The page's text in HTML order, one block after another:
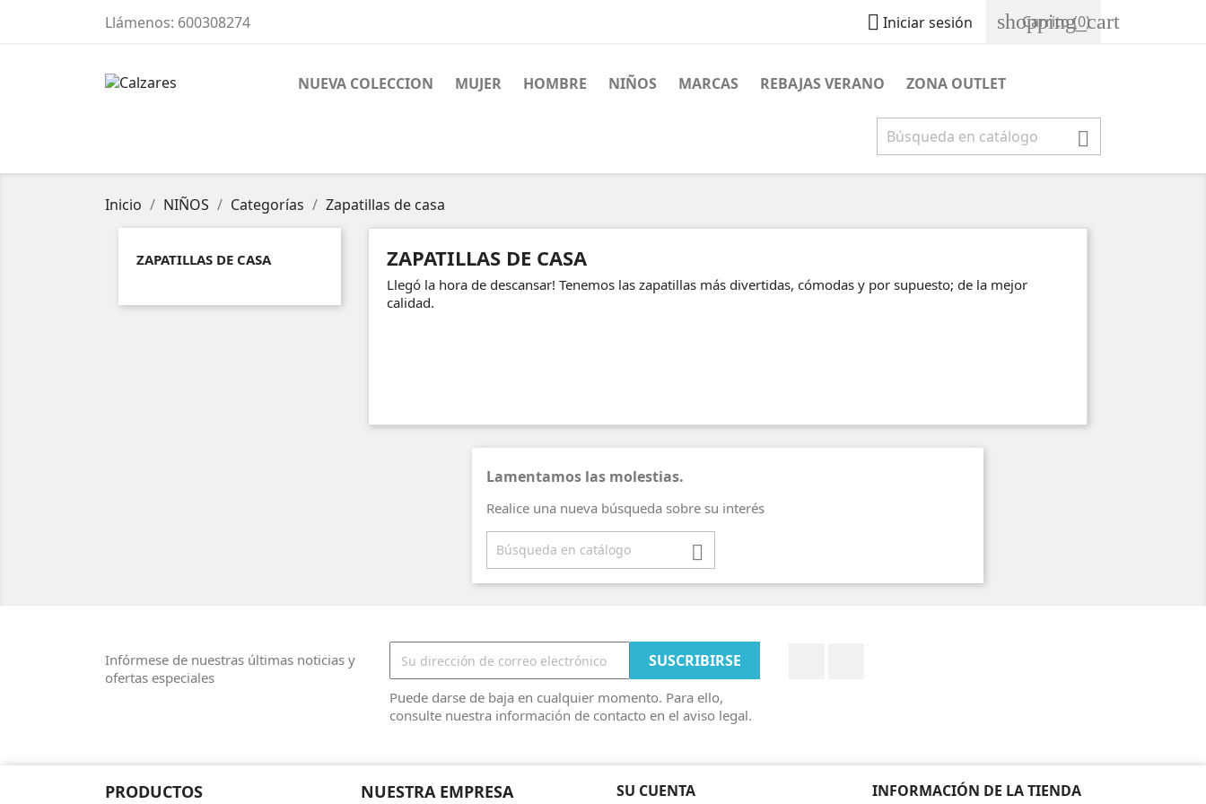
Llámenos: 600308274  Iniciar sesión shopping_cart
Carrito(0)
NUEVA COLECCION MUJER HOMBRE NIÑOS MARCAS REBAJAS VERANO ZONA OUTLET

Inicio NIÑOS Categorías Zapatillas de casa
ZAPATILLAS DE CASA ZAPATILLAS DE CASA
Llegó la hora de descansar! Tenemos las zapatillas más divertidas, cómodas y por supuesto; de la mejor
calidad.
Lamentamos las molestias.
Realice una nueva búsqueda sobre su interés

Infórmese de nuestras últimas noticias y
ofertas especiales
Puede darse de baja en cualquier momento. Para ello,
consulte nuestra información de contacto en el aviso legal.
PRODUCTOS NUESTRA EMPRESA SU CUENTA INFORMACIÓN DE LA TIENDA